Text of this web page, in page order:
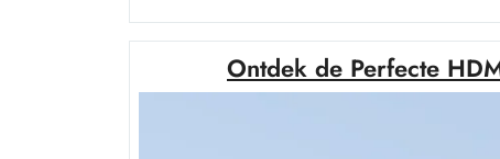
Ontdek de Perfecte